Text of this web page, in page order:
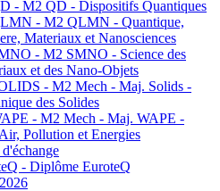
- M2 QD - Dispositifs Quantiques
- M2 QLMN - Quantique,
Materiaux et Nanosciences
- M2 SMNO - Science des
et des Nano-Objets
- M2 Mech - Maj. Solids -
des Solides
- M2 Mech - Maj. WAPE -
Pollution et Energies
- Diplôme EuroteQ